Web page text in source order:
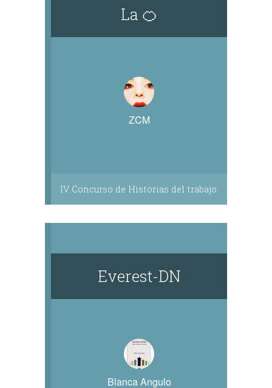
La 🍊
ZCM
IV Concurso de Historias del trabajo
Everest-DN
Blanca Angulo